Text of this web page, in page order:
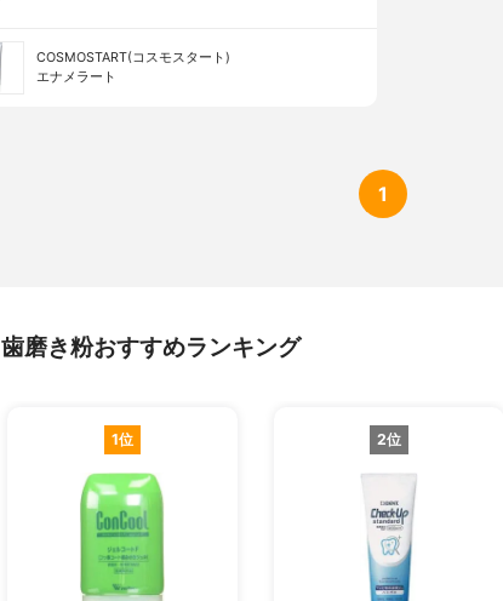
COSMOSTART(コスモスタート)
エナメラート
1
歯磨き粉おすすめランキング
1位 2位